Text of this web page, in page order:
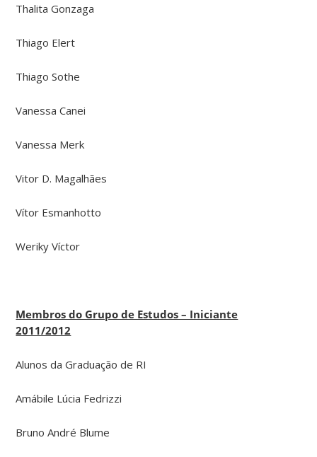
Thalita Gonzaga
Thiago Elert
Thiago Sothe
Vanessa Canei
Vanessa Merk
Vitor D. Magalhães
Vítor Esmanhotto
Weriky Víctor
Membros do Grupo de Estudos – Iniciante
2011/2012
Alunos da Graduação de RI
Amábile Lúcia Fedrizzi
Bruno André Blume